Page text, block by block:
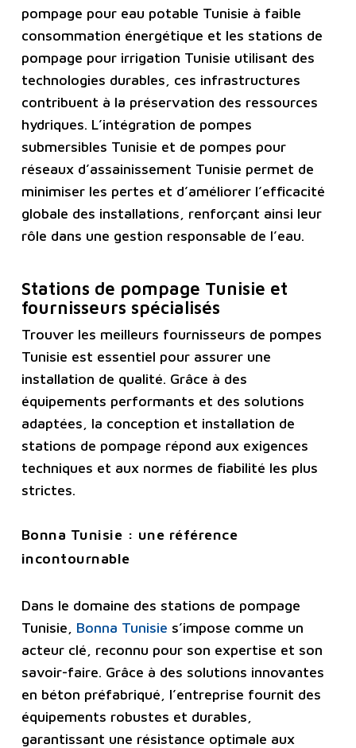
pompage pour eau potable Tunisie à faible
consommation énergétique et les stations de
pompage pour irrigation Tunisie utilisant des
technologies durables, ces infrastructures
contribuent à la préservation des ressources
hydriques. L’intégration de pompes
submersibles Tunisie et de pompes pour
réseaux d’assainissement Tunisie permet de
minimiser les pertes et d’améliorer l’efficacité
globale des installations, renforçant ainsi leur
rôle dans une gestion responsable de l’eau.
Stations de pompage Tunisie et
fournisseurs spécialisés
Trouver les meilleurs fournisseurs de pompes
Tunisie est essentiel pour assurer une
installation de qualité. Grâce à des
équipements performants et des solutions
adaptées, la conception et installation de
stations de pompage répond aux exigences
techniques et aux normes de fiabilité les plus
strictes.
Bonna Tunisie : une référence
incontournable
Dans le domaine des stations de pompage
Tunisie, Bonna Tunisie s’impose comme un
acteur clé, reconnu pour son expertise et son
savoir-faire. Grâce à des solutions innovantes
en béton préfabriqué, l’entreprise fournit des
équipements robustes et durables,
garantissant une résistance optimale aux